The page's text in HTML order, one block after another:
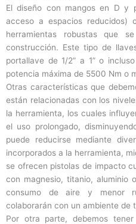
El diseño con mangos en D y
acceso a espacios reducidos)
herramientas robustas que
construcción. Este tipo de
portallave de 1/2” a 1” o
potencia máxima de 5500 Nm o
Otras características que
están relacionadas con los
la herramienta, los cuales
el uso prolongado,
puede reducirse mediante
incorporados a la herramienta,
se ofrecen pistolas de impacto
con magnesio, titanio, aluminio
consumo de aire y menor
colaborarán con un ambiente de
Por otra parte, debemos